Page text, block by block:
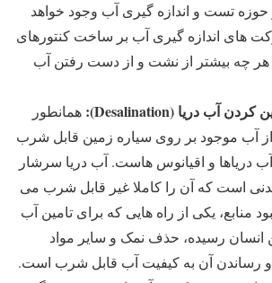
تست و اندازه گیری آب وجود خواهد
های اندازه گیری آب بر ساخت کنتورهای
هر چه بیشتر از نشت و از دست رفتن آب
کردن آب دریا (Desalination
): همانطور
تنها 3% از آب موجود بر روی سیاره زمین قابل شرب
دریاها و اقیانوس هاست. آب دریا سرشار
است که آن را کاملا غیر قابل شرب می
منابع، یکی از راه هایی که برای تامین آب
رسیده، حذف نمک و سایر مواد
و رساندن آن به کیفیت آب قابل شرب است.